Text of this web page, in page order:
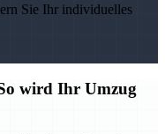
Sie Ihr individuelles
wird Ihr Umzug